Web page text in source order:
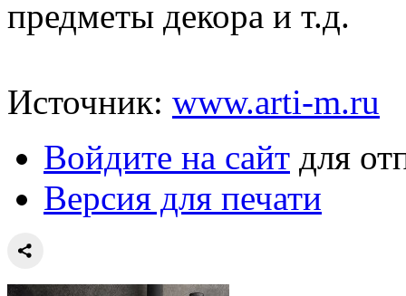
предметы декора и т.д.
Источник: www.arti-m.ru
Войдите на сайт для
Версия для печати